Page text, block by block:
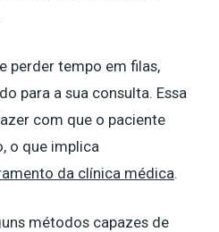
perder tempo em filas,
para a sua consulta. Essa
com que o paciente
o que implica
da clínica médica.
métodos capazes de